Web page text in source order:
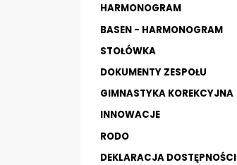
HARMONOGRAM
BASEN - HARMONOGRAM
STOŁÓWKA
DOKUMENTY ZESPOŁU
GIMNASTYKA KOREKCYJNA
INNOWACJE
RODO
DEKLARACJA DOSTĘPNOŚCI